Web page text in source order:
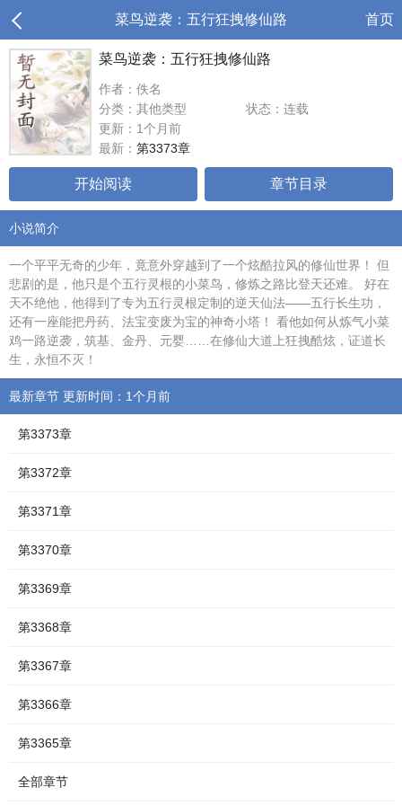
菜鸟逆袭：五行狂拽修仙路 首页
菜鸟逆袭：五行狂拽修仙路
作者：佚名
分类：其他类型
状态：连载
更新：1个月前
最新： 第3373章
开始阅读 章节目录
小说简介
一个平平无奇的少年，竟意外穿越到了一个炫酷拉风的修仙世界！ 但
悲剧的是，他只是个五行灵根的小菜鸟，修炼之路比登天还难。 好在
天不绝他，他得到了专为五行灵根定制的逆天仙法——五行长生功，
还有一座能把丹药、法宝变废为宝的神奇小塔！ 看他如何从炼气小菜
鸡一路逆袭，筑基、金丹、元婴……在修仙大道上狂拽酷炫，证道长
生，永恒不灭！
最新章节 更新时间：1个月前
第3373章
第3372章
第3371章
第3370章
第3369章
第3368章
第3367章
第3366章
第3365章
全部章节